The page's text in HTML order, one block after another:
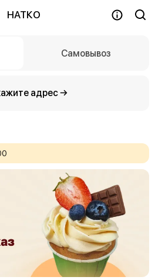
НАТКО
Самовывоз
адрес →